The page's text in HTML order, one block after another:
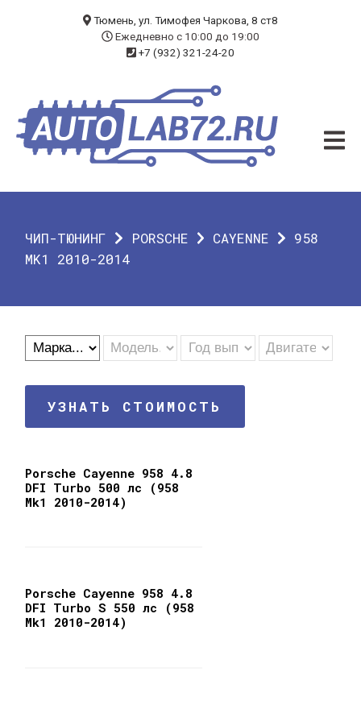
ЧИП-ТЮНИНГ
ДИАГНОСТИКА
О КОМПАНИИ
ГАРАНТИЯ
Тюмень, ул. Тимофея Чаркова, 8 ст8
Ежедневно с 10:00 до 19:00
+7 (932) 321-24-20
ЧИП-ТЮНИНГ PORSCHE CAYENNE
958
MK1 2010-2014
УЗНАТЬ СТОИМОСТЬ
Porsche Cayenne 958 4.8
DFI Turbo 500 лс (958
Mk1 2010-2014)
Porsche Cayenne 958 4.8
DFI Turbo S 550 лс (958
Mk1 2010-2014)